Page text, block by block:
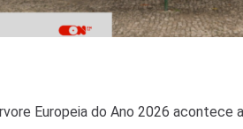
Europeia do Ano 2026 acontece